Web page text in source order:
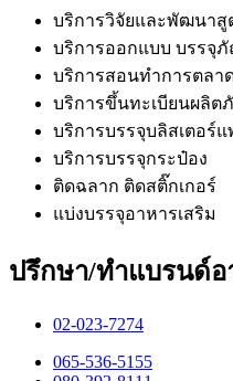
บริการวิจัยและพัฒนาสู
บริการออกแบบ บรรจุ
บริการสอนทำการตลา
บริการขึ้นทะเบียนผลิ
บริการบรรจุบลิสเตอร์แ
บริการบรรจุกระป๋อง
ติดฉลาก ติดสติ๊กเกอร์
แบ่งบรรจุอาหารเสริม
ปรึกษา/ทำแบรนด์อ
02-023-7274​
065-536-5155